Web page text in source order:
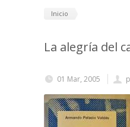
Inicio
La alegría del
01 Mar, 2005